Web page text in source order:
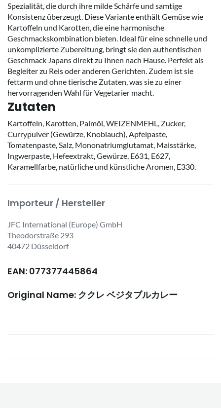
Spezialität, die durch ihre milde Schärfe und samtige
Konsistenz überzeugt. Diese Variante enthält Gemüse wie
Kartoffeln und Karotten, die eine harmonische
Geschmackskombination bieten. Ideal für eine schnelle und
unkomplizierte Zubereitung, bringt sie den authentischen
Geschmack Japans direkt zu Ihnen nach Hause. Perfekt als
Begleiter zu Reis oder anderen Gerichten. Zudem ist sie
fettarm und ohne tierische Zutaten, was sie zu einer
hervorragenden Wahl für Vegetarier macht.
Zutaten
Kartoffeln, Karotten, Palmöl, WEIZENMEHL, Zucker,
Currypulver (Gewürze, Knoblauch), Apfelpaste,
Tomatenpaste, Salz, Mononatriumglutamat, Maisstärke,
Ingwerpaste, Hefeextrakt, Gewürze, E631, E627,
Karamellfarbe, natürliche und künstliche Aromen, E330.
Importeur / Hersteller
JFC International (Europe) GmbH
Theodorstraße 293
40472 Düsseldorf
EAN: 077377445864
Original Name: ククレ ベジタブルカレー